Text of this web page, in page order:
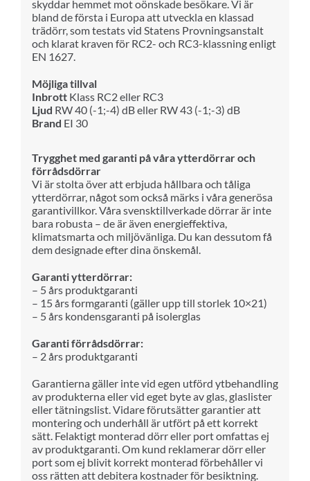
skyddar hemmet mot oönskade besökare. Vi är
bland de första i Europa att utveckla en klassad
trädörr, som testats vid Statens Provningsanstalt
och klarat kraven för RC2- och RC3-klassning enligt
EN 1627.
Möjliga tillval
InbrottKlass RC2 eller RC3
Ljud RW 40 (-1;-4) dB eller RW 43 (-1;-3) dB
Brand EI 30
Trygghet med garanti på våra ytterdörrar och
förrådsdörrar
Vi är stolta över att erbjuda hållbara och tåliga
ytterdörrar, något som också märks i våra generösa
garantivillkor. Våra svensktillverkade dörrar är inte
bara robusta – de är även energieffektiva,
klimatsmarta och miljövänliga. Du kan dessutom få
dem designade efter dina önskemål.
Garanti ytterdörrar:
– 5 års produktgaranti
– 15 års formgaranti (gäller upp till storlek 10×21)
– 5 års kondensgaranti på isolerglas
Garanti förrådsdörrar:
– 2 års produktgaranti
Garantierna gäller inte vid egen utförd ytbehandling
av produkterna eller vid eget byte av glas, glaslister
eller tätningslist. Vidare förutsätter garantier att
montering och underhåll är utfört på ett korrekt
sätt. Felaktigt monterad dörr eller port omfattas ej
av produktgaranti. Om kund reklamerar dörr eller
port som ej blivit korrekt monterad förbehåller vi
oss rätten att debitera kostnader för besiktning.